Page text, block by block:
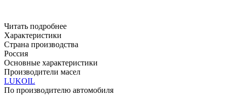
Читать подробнее
Характеристики
Страна производства
Россия
Основные характеристики
Производители масел
LUKOIL
По производителю автомобиля